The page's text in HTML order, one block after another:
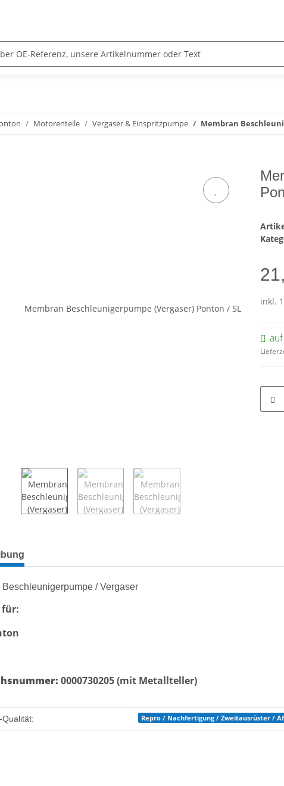
Motorenteile Vergaser & Einspritzpumpe Membran
inkl.
anzeigen
Beschleunigerpumpe / Vergaser
für:
0000730205 (mit Metallteller)
Qualität: Repro / Nachfertigung / Zweitausrüster /